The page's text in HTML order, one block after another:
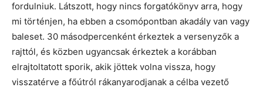
fordulniuk. Látszott, hogy nincs forgatókönyv arra, hogy
mi történjen, ha ebben a csomópontban akadály van vagy
baleset. 30 másodpercenként érkeztek a versenyzők a
rajttól, és közben ugyancsak érkeztek a korábban
elrajtoltatott sporik, akik jöttek volna vissza, hogy
visszatérve a főútról rákanyarodjanak a célba vezető